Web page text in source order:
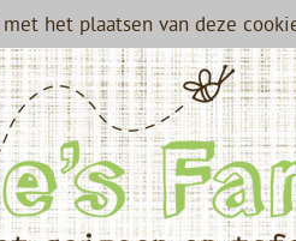
het plaatsen van deze